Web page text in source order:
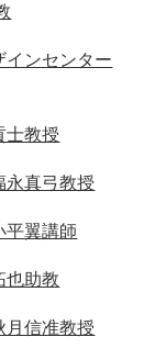
ンセンター
教授
真弓教授
翼講師
助教
信准教授